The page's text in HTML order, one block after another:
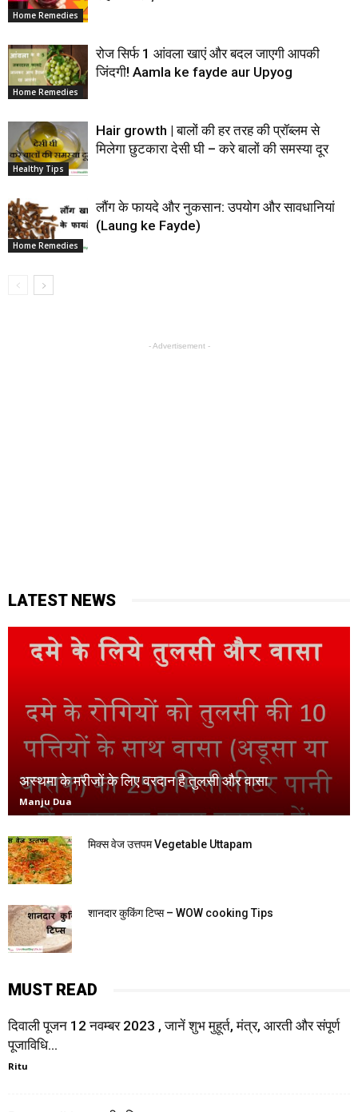
Home Remedies
Home Remedies
रोज सिर्फ 1 आंवला खाएं और बदल जाएगी आपकी
जिंदगी! Aamla ke fayde aur Upyog
Healthy Tips
Hair growth | बालों की हर तरह की प्रॉब्लम से
मिलेगा छुटकारा देसी घी – करे बालों की समस्या दूर
Home Remedies
लौंग के फायदे और नुकसान: उपयोग और सावधानियां
(Laung ke Fayde)
- Advertisement -
LATEST NEWS
अस्थमा के मरीजों के लिए वरदान है तुलसी और वासा
Manju Dua
मिक्स वेज उत्तपम Vegetable Uttapam
शानदार कुकिंग टिप्स – WOW cooking Tips
MUST READ
दिवाली पूजन 12 नवम्बर 2023 , जानें शुभ मुहूर्त, मंत्र, आरती और संपूर्ण
पूजाविधि...
Ritu